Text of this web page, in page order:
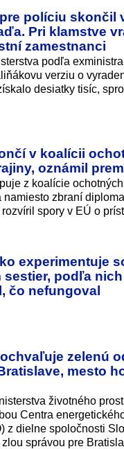
políciu skončil
Pri klamstve
zamestnanci
podľa
verziu o
desiatky tisíc,
v koalícii
oznámil
z koalície
namiesto zbraní
spory v EÚ o
experimentuje
sestier, podľa
čo nefungoval
zelenú
mesto
životného
Centra
z dielne spoločnosti
správou pre